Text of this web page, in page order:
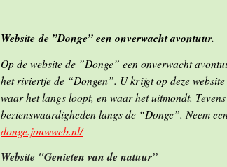
Website de ”Donge” een onverwacht avontuur.
Op de website de ”Donge” een onverwacht
het riviertje de “Dongen”. U krijgt op deze
waar het langs loopt, en waar het uitmondt.
bezienswaardigheden langs de “Donge”. Neem
donge.jouwweb.nl/
Website "Genieten van de natuur”